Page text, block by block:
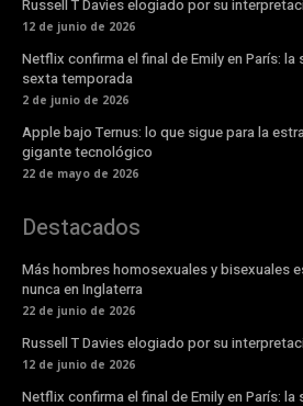
Russell T Davies elogiado por su
12 de junio de 2026
Netflix confirma el final de Emily en París: la
sexta temporada
2 de junio de 2026
Apple bajo Ternus: lo que sigue para la
gigante tecnológico
22 de mayo de 2026
Destacados
Más hombres homosexuales y bisexuales
nunca en Inglaterra
22 de junio de 2026
Russell T Davies elogiado por su
12 de junio de 2026
Netflix confirma el final de Emily en París: la